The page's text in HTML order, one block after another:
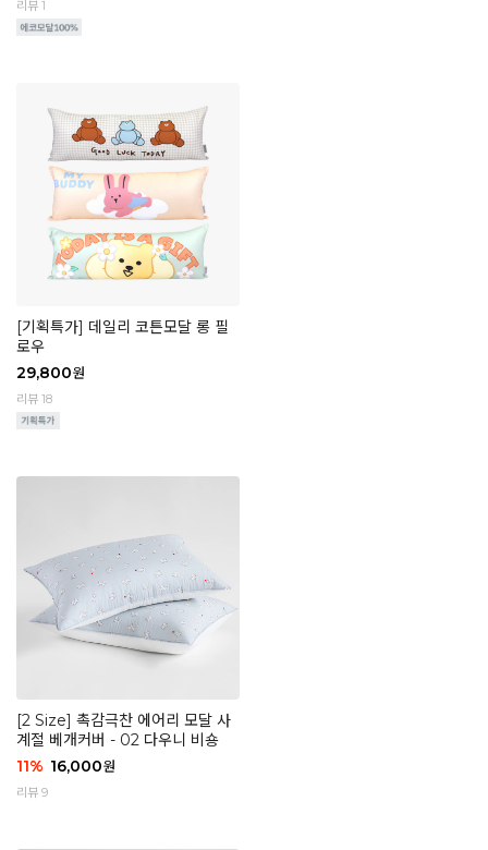
리뷰 1
[기획특가] 데일리 코튼모달 롱 필
로우
29,800원
리뷰 18
[2 Size] 촉감극찬 에어리 모달 사
계절 베개커버 - 02 다우니 비숑
11% 16,000원
리뷰 9